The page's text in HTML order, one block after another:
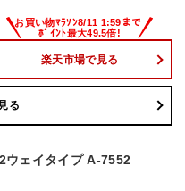
楽天市場で見る
る
ェイタイプ A-7552